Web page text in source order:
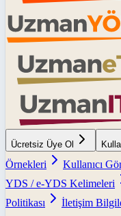
Ücretsiz Üye Ol
Örnekleri
Kullanıcı
YDS / e-YDS Kelimeleri
Politikası
İletişim